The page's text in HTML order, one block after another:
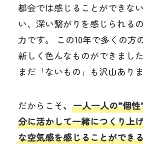
都会では感じることができな
い、深い繋がりを感じられる
力です。 この10年で多くの方
新しく色んなものができまし
まだ「ないもの」も沢山あり
だからこそ、 一人一人の”個
分に活かして一緒につくり上
な空気感を感じることができ